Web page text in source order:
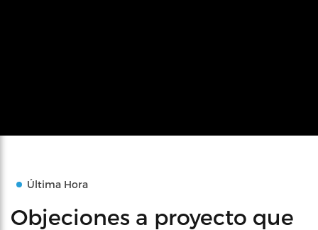
Última Hora
Objeciones a proyecto que